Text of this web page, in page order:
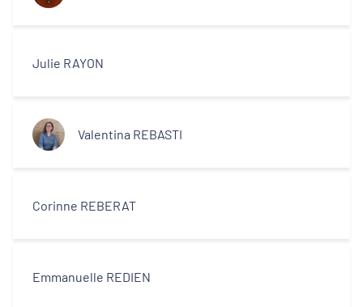
Julie RAYON
Valentina REBASTI
Corinne REBERAT
Emmanuelle REDIEN